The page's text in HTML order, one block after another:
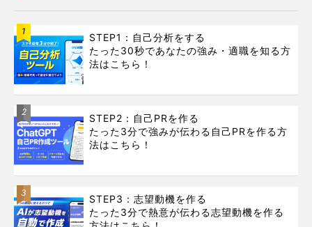
1
STEP1：自己分析をする
たった30秒であなたの強み・適職を知る方
法はこちら！
2
STEP2：自己PRを作る
たった3分で強みが伝わる自己PRを作る方
法はこちら！
3
STEP3：志望動機を作る
たった3分で熱意が伝わる志望動機を作る